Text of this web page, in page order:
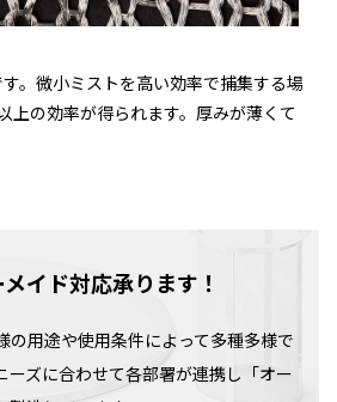
。微小ミストを高い効率で捕集する場
上の効率が得られます。厚みが薄くて
イド対応承ります！
の用途や使用条件によって多種多様で
ーズに合わせて各部署が連携し「オー